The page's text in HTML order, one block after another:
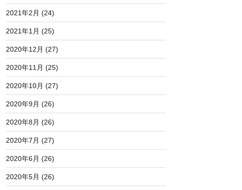
2021年2月 (24)
2021年1月 (25)
2020年12月 (27)
2020年11月 (25)
2020年10月 (27)
2020年9月 (26)
2020年8月 (26)
2020年7月 (27)
2020年6月 (26)
2020年5月 (26)